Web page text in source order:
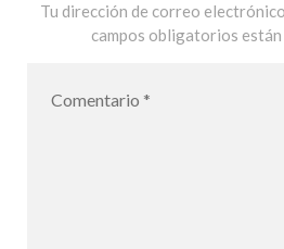
Tu dirección de correo
campos obligatorios están